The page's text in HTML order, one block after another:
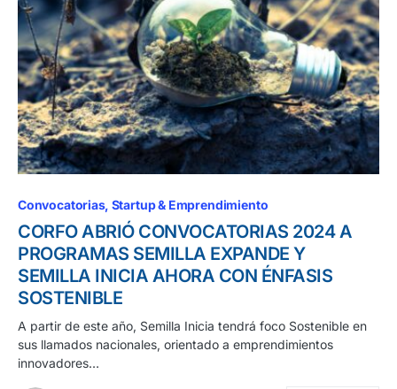
Convocatorias Startup & Emprendimiento
CORFO ABRIÓ CONVOCATORIAS 2024 A
PROGRAMAS SEMILLA EXPANDE Y
SEMILLA INICIA AHORA CON ÉNFASIS
SOSTENIBLE
A partir de este año, Semilla Inicia tendrá foco Sostenible en
sus llamados nacionales, orientado a emprendimientos
innovadores…